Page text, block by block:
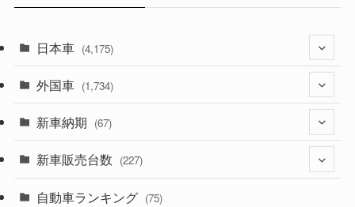
日本車 (4,175)
(1,321)
(330)
(526)
外国車 (1,734)
(242)
新車納期 (67)
(28)
(8)
新車販売台数 (227)
(21)
自動車ランキング (75)